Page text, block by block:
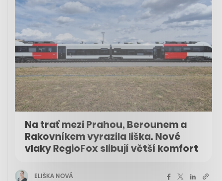
Na trať mezi Prahou, Berounem a
Rakovníkem vyrazila liška. Nové
vlaky RegioFox slibují větší komfort
ELIŠKA NOVÁ